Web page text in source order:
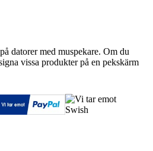
datorer med muspekare. Om du
vissa produkter på en pekskärm